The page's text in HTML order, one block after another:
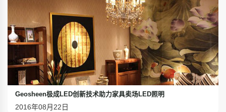
Geosheen极成LED创新技术助力家具卖场LED照明
2016年08月22日